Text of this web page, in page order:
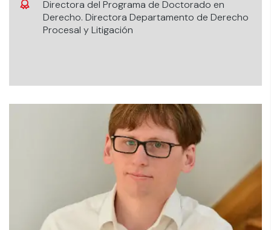
Directora del Programa de Doctorado en
Derecho. Directora Departamento de Derecho
Procesal y Litigación